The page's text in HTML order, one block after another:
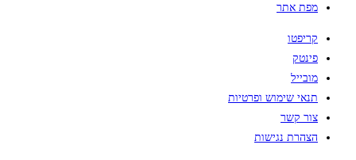
מפת אתר
קריפטו
פינטק
מובייל
תנאי שימוש ופרטיות
צור קשר
הצהרת נגישות